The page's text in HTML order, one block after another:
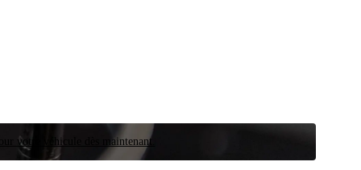
votre véhicule dès maintenant.